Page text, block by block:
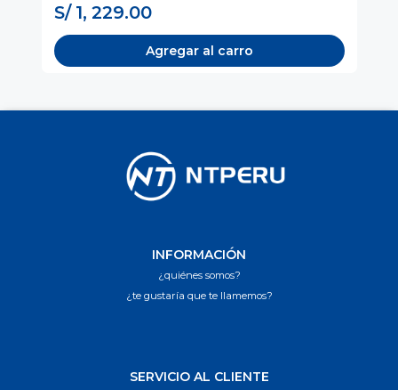
S/ 1, 229.00
Agregar al carro
INFORMACIÓN
¿quiénes somos?
¿te gustaría que te llamemos?
SERVICIO AL CLIENTE